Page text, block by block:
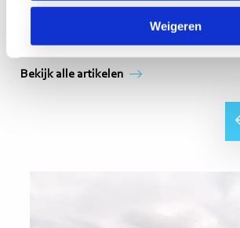
Weigeren
Bekijk alle artikelen
Vorige